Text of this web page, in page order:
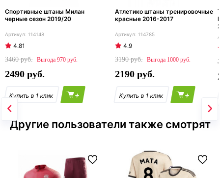
Спортивные штаны Милан
черные сезон 2019/20
114148
4.81
3460
970
2490
+
Атлетико штаны тренировочные
красные 2016-2017
114785
4.9
3190
1000
2190
+
Другие пользователи также смотрят